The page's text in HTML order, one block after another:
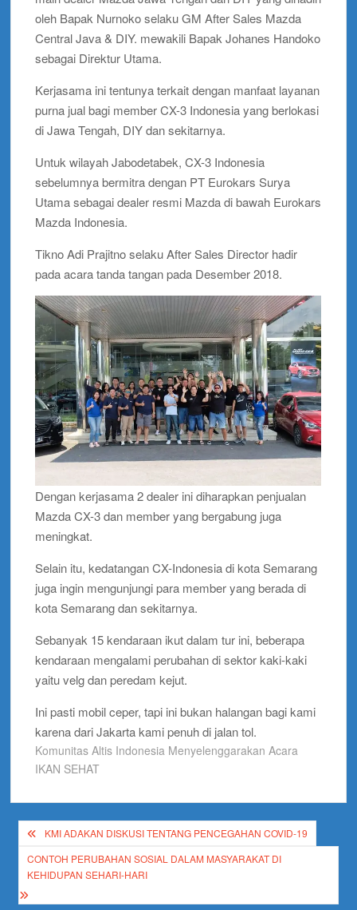
oleh Bapak Nurnoko selaku GM After Sales Mazda
Central Java & DIY. mewakili Bapak Johanes Handoko
sebagai Direktur Utama.
Kerjasama ini tentunya terkait dengan manfaat layanan
purna jual bagi member CX-3 Indonesia yang berlokasi
di Jawa Tengah, DIY dan sekitarnya.
Untuk wilayah Jabodetabek, CX-3 Indonesia
sebelumnya bermitra dengan PT Eurokars Surya
Utama sebagai dealer resmi Mazda di bawah Eurokars
Mazda Indonesia.
Tikno Adi Prajitno selaku After Sales Director hadir
pada acara tanda tangan pada Desember 2018.
Dengan kerjasama 2 dealer ini diharapkan penjualan
Mazda CX-3 dan member yang bergabung juga
meningkat.
Selain itu, kedatangan CX-Indonesia di kota Semarang
juga ingin mengunjungi para member yang berada di
kota Semarang dan sekitarnya.
Sebanyak 15 kendaraan ikut dalam tur ini, beberapa
kendaraan mengalami perubahan di sektor kaki-kaki
yaitu velg dan peredam kejut.
Ini pasti mobil ceper, tapi ini bukan halangan bagi kami
karena dari Jakarta kami penuh di jalan tol.
Komunitas Altis Indonesia Menyelenggarakan Acara
IKAN SEHAT
Post
navigation
KMI ADAKAN DISKUSI TENTANG PENCEGAHAN COVID-19
CONTOH PERUBAHAN SOSIAL DALAM MASYARAKAT DI
KEHIDUPAN SEHARI-HARI